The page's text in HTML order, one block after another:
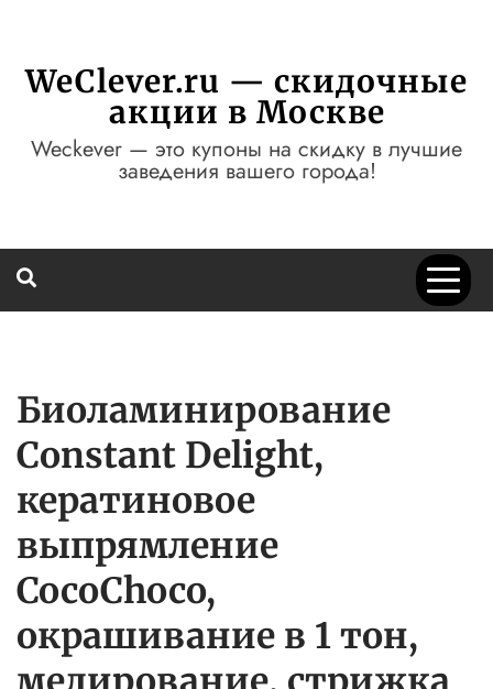
содержимому
WeClever.ru — скидочные
акции в Москве
Weckever — это купоны на скидку в лучшие
заведения вашего города!
Биоламинирование
Сonstant Delight,
кератиновое
выпрямление
CocoChoco,
окрашивание в 1 тон,